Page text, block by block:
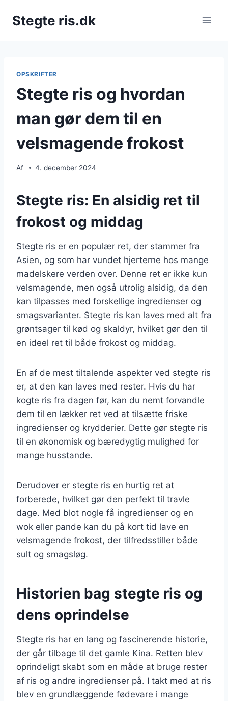
Stegte ris.dk
OPSKRIFTER
Stegte ris og hvordan
man gør dem til en
velsmagende frokost
Af 4. december 2024
Stegte ris: En alsidig ret til
frokost og middag
Stegte ris er en populær ret, der stammer fra
Asien, og som har vundet hjerterne hos mange
madelskere verden over. Denne ret er ikke kun
velsmagende, men også utrolig alsidig, da den
kan tilpasses med forskellige ingredienser og
smagsvarianter. Stegte ris kan laves med alt fra
grøntsager til kød og skaldyr, hvilket gør den til
en ideel ret til både frokost og middag.
En af de mest tiltalende aspekter ved stegte ris
er, at den kan laves med rester. Hvis du har
kogte ris fra dagen før, kan du nemt forvandle
dem til en lækker ret ved at tilsætte friske
ingredienser og krydderier. Dette gør stegte ris
til en økonomisk og bæredygtig mulighed for
mange husstande.
Derudover er stegte ris en hurtig ret at
forberede, hvilket gør den perfekt til travle
dage. Med blot nogle få ingredienser og en
wok eller pande kan du på kort tid lave en
velsmagende frokost, der tilfredsstiller både
sult og smagsløg.
Historien bag stegte ris og
dens oprindelse
Stegte ris har en lang og fascinerende historie,
der går tilbage til det gamle Kina. Retten blev
oprindeligt skabt som en måde at bruge rester
af ris og andre ingredienser på. I takt med at ris
blev en grundlæggende fødevare i mange